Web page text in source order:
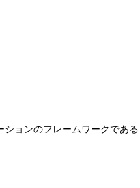
ョンのフレームワークである